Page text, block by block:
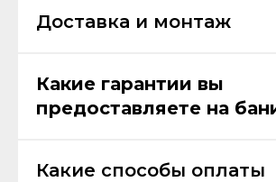
Доставка и монтаж
Какие гарантии вы
предоставляете на
Какие способы оплаты